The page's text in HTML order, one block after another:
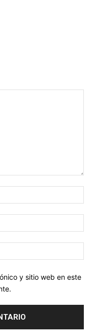
y sitio web en este